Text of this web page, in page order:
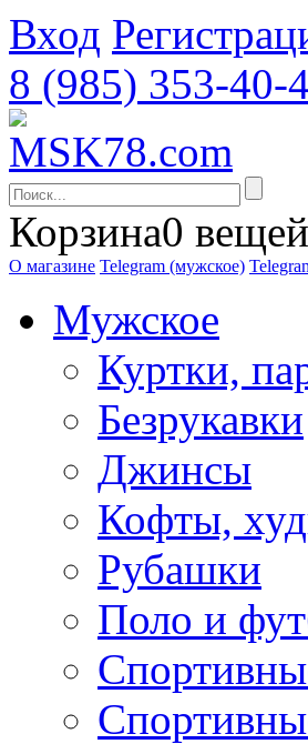
Вход
8 (985) 353-40-
Корзина0
О магазине Telegram (мужское)
Мужское
Куртки,
Безрукавки
Джинсы
Кофты,
Рубашки
Поло и